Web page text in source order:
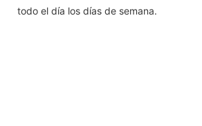
todo el día los días de semana.